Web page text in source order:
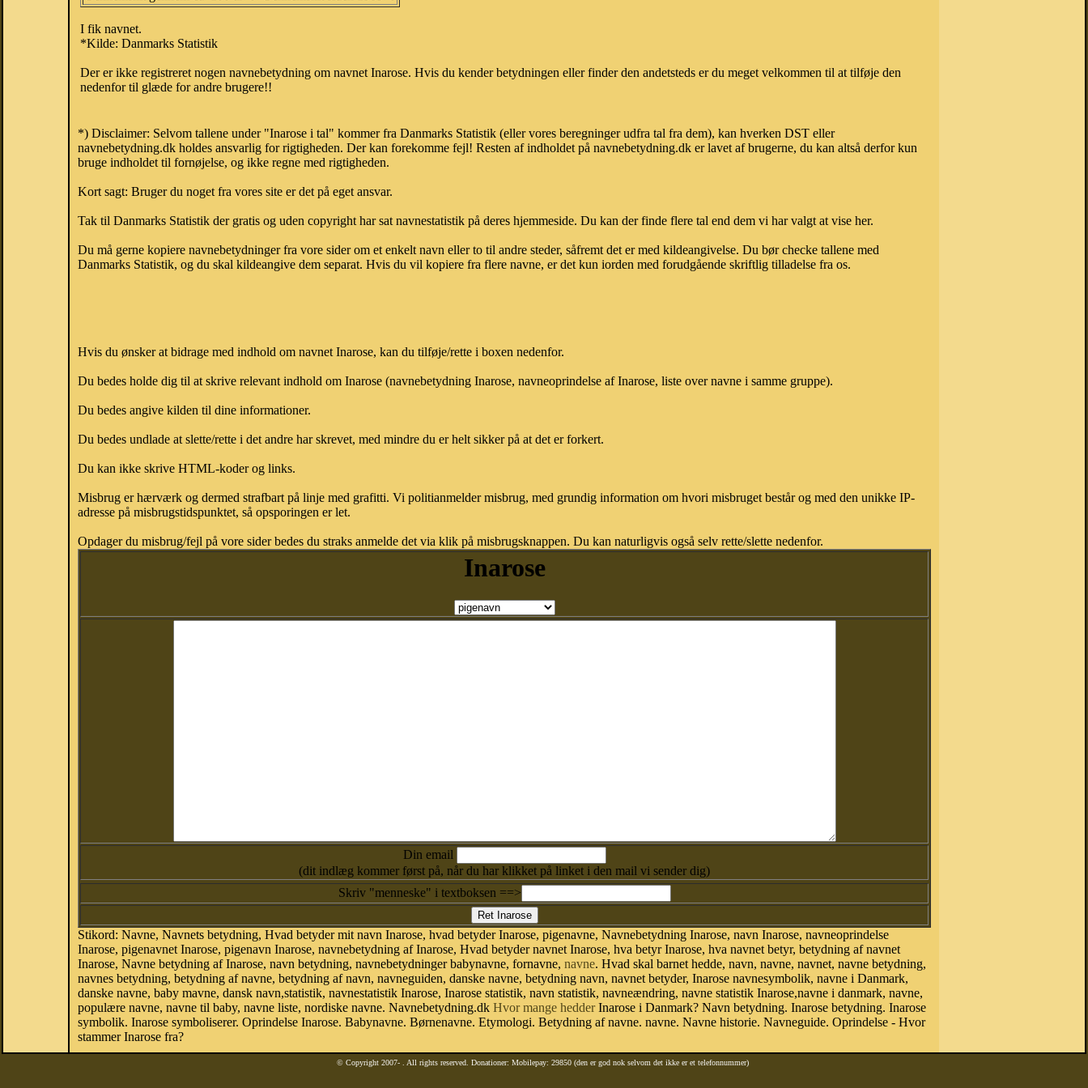
I fik navnet.
*Kilde: Danmarks Statistik
Der er ikke registreret nogen navnebetydning om navnet Inarose. Hvis du kender betydningen eller finder den andetsteds er du meget velkommen til at tilføje den
nedenfor til glæde for andre brugere!!
*) Disclaimer: Selvom tallene under "Inarose i tal" kommer fra Danmarks Statistik (eller vores beregninger udfra tal fra dem), kan hverken DST eller
navnebetydning.dk holdes ansvarlig for rigtigheden. Der kan forekomme fejl! Resten af indholdet på navnebetydning.dk er lavet af brugerne, du kan altså derfor kun
bruge indholdet til fornøjelse, og ikke regne med rigtigheden.
Kort sagt: Bruger du noget fra vores site er det på eget ansvar.
Tak til Danmarks Statistik der gratis og uden copyright har sat navnestatistik på deres hjemmeside. Du kan der finde flere tal end dem vi har valgt at vise her.
Du må gerne kopiere navnebetydninger fra vore sider om et enkelt navn eller to til andre steder, såfremt det er med kildeangivelse. Du bør checke tallene med
Danmarks Statistik, og du skal kildeangive dem separat. Hvis du vil kopiere fra flere navne, er det kun iorden med forudgående skriftlig tilladelse fra os.
Hvis du ønsker at bidrage med indhold om navnet Inarose, kan du tilføje/rette i boxen nedenfor.
Du bedes holde dig til at skrive relevant indhold om Inarose (navnebetydning Inarose, navneoprindelse af Inarose, liste over navne i samme gruppe).
Du bedes angive kilden til dine informationer.
Du bedes undlade at slette/rette i det andre har skrevet, med mindre du er helt sikker på at det er forkert.
Du kan ikke skrive HTML-koder og links.
Misbrug er hærværk og dermed strafbart på linje med grafitti. Vi politianmelder misbrug, med grundig information om hvori misbruget består og med den unikke IP-
adresse på misbrugstidspunktet, så opsporingen er let.
Opdager du misbrug/fejl på vore sider bedes du straks anmelde det via klik på misbrugsknappen. Du kan naturligvis også selv rette/slette nedenfor.
Inarose
Din email
(dit indlæg kommer først på, når du har klikket på linket i den mail vi sender dig)
Skriv "menneske" i textboksen ==>
Stikord: Navne, Navnets betydning, Hvad betyder mit navn Inarose, hvad betyder Inarose, pigenavne, Navnebetydning Inarose, navn Inarose, navneoprindelse
Inarose, pigenavnet Inarose, pigenavn Inarose, navnebetydning af Inarose, Hvad betyder navnet Inarose, hva betyr Inarose, hva navnet betyr, betydning af navnet
Inarose, Navne betydning af Inarose, navn betydning, navnebetydninger babynavne, fornavne, navne. Hvad skal barnet hedde, navn, navne, navnet, navne betydning,
navnes betydning, betydning af navne, betydning af navn, navneguiden, danske navne, betydning navn, navnet betyder, Inarose navnesymbolik, navne i Danmark,
danske navne, baby mavne, dansk navn,statistik, navnestatistik Inarose, Inarose statistik, navn statistik, navneændring, navne statistik Inarose,navne i danmark, navne,
populære navne, navne til baby, navne liste, nordiske navne. Navnebetydning.dk Hvor mange hedderInarose i Danmark? Navn betydning. Inarose betydning. Inarose
symbolik. Inarose symboliserer. Oprindelse Inarose. Babynavne. Børnenavne. Etymologi. Betydning af navne. navne. Navne historie. Navneguide. Oprindelse - Hvor
stammer Inarose fra?
© Copyright 2007- . All rights reserved. Donationer: Mobilepay: 29850 (den er god nok selvom det ikke er et telefonnummer)